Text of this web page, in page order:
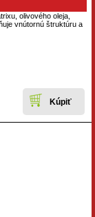
olivového oleja,
vnútornú štruktúru a